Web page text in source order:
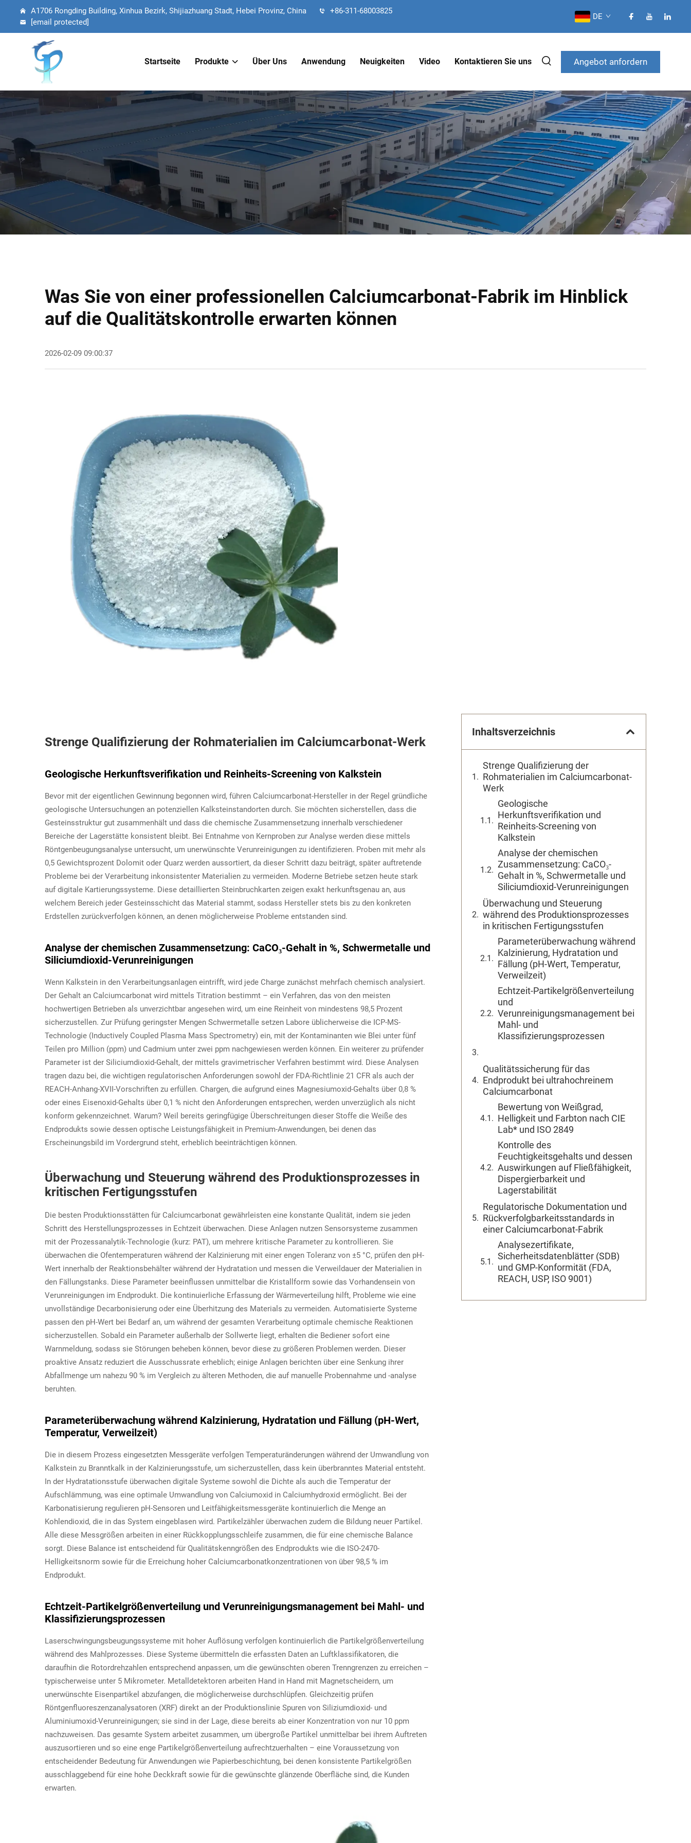
A1706 Rongding Building, Xinhua Bezirk, Shijiazhuang Stadt, Hebei Provinz, China
+86-311-68003825
[email protected]
DE
Startseite Produkte Über Uns Anwendung Neuigkeiten Video Kontaktieren Sie uns Angebot anfordern
Was Sie von einer professionellen Calciumcarbonat-Fabrik im Hinblick
auf die Qualitätskontrolle erwarten können
2026-02-09 09:00:37
Strenge Qualifizierung der Rohmaterialien im Calciumcarbonat-Werk
Geologische Herkunftsverifikation und Reinheits-Screening von Kalkstein
Bevor mit der eigentlichen Gewinnung begonnen wird, führen Calciumcarbonat-Hersteller in der Regel gründliche
geologische Untersuchungen an potenziellen Kalksteinstandorten durch. Sie möchten sicherstellen, dass die
Gesteinsstruktur gut zusammenhält und dass die chemische Zusammensetzung innerhalb verschiedener
Bereiche der Lagerstätte konsistent bleibt. Bei Entnahme von Kernproben zur Analyse werden diese mittels
Röntgenbeugungsanalyse untersucht, um unerwünschte Verunreinigungen zu identifizieren. Proben mit mehr als
0,5 Gewichtsprozent Dolomit oder Quarz werden aussortiert, da dieser Schritt dazu beiträgt, später auftretende
Probleme bei der Verarbeitung inkonsistenter Materialien zu vermeiden. Moderne Betriebe setzen heute stark
auf digitale Kartierungssysteme. Diese detaillierten Steinbruchkarten zeigen exakt herkunftsgenau an, aus
welchem Bereich jeder Gesteinsschicht das Material stammt, sodass Hersteller stets bis zu den konkreten
Erdstellen zurückverfolgen können, an denen möglicherweise Probleme entstanden sind.
Analyse der chemischen Zusammensetzung: CaCO₃-Gehalt in %, Schwermetalle und
Siliciumdioxid-Verunreinigungen
Wenn Kalkstein in den Verarbeitungsanlagen eintrifft, wird jede Charge zunächst mehrfach chemisch analysiert.
Der Gehalt an Calciumcarbonat wird mittels Titration bestimmt – ein Verfahren, das von den meisten
hochwertigen Betrieben als unverzichtbar angesehen wird, um eine Reinheit von mindestens 98,5 Prozent
sicherzustellen. Zur Prüfung geringster Mengen Schwermetalle setzen Labore üblicherweise die ICP-MS-
Technologie (Inductively Coupled Plasma Mass Spectrometry) ein, mit der Kontaminanten wie Blei unter fünf
Teilen pro Million (ppm) und Cadmium unter zwei ppm nachgewiesen werden können. Ein weiterer zu prüfender
Parameter ist der Siliciumdioxid-Gehalt, der mittels gravimetrischer Verfahren bestimmt wird. Diese Analysen
tragen dazu bei, die wichtigen regulatorischen Anforderungen sowohl der FDA-Richtlinie 21 CFR als auch der
REACH-Anhang-XVII-Vorschriften zu erfüllen. Chargen, die aufgrund eines Magnesiumoxid-Gehalts über 0,8 %
oder eines Eisenoxid-Gehalts über 0,1 % nicht den Anforderungen entsprechen, werden unverzüglich als nicht
konform gekennzeichnet. Warum? Weil bereits geringfügige Überschreitungen dieser Stoffe die Weiße des
Endprodukts sowie dessen optische Leistungsfähigkeit in Premium-Anwendungen, bei denen das
Erscheinungsbild im Vordergrund steht, erheblich beeinträchtigen können.
Überwachung und Steuerung während des Produktionsprozesses in
kritischen Fertigungsstufen
Die besten Produktionsstätten für Calciumcarbonat gewährleisten eine konstante Qualität, indem sie jeden
Schritt des Herstellungsprozesses in Echtzeit überwachen. Diese Anlagen nutzen Sensorsysteme zusammen
mit der Prozessanalytik-Technologie (kurz: PAT), um mehrere kritische Parameter zu kontrollieren. Sie
überwachen die Ofentemperaturen während der Kalzinierung mit einer engen Toleranz von ±5 °C, prüfen den pH-
Wert innerhalb der Reaktionsbehälter während der Hydratation und messen die Verweildauer der Materialien in
den Fällungstanks. Diese Parameter beeinflussen unmittelbar die Kristallform sowie das Vorhandensein von
Verunreinigungen im Endprodukt. Die kontinuierliche Erfassung der Wärmeverteilung hilft, Probleme wie eine
unvollständige Decarbonisierung oder eine Überhitzung des Materials zu vermeiden. Automatisierte Systeme
passen den pH-Wert bei Bedarf an, um während der gesamten Verarbeitung optimale chemische Reaktionen
sicherzustellen. Sobald ein Parameter außerhalb der Sollwerte liegt, erhalten die Bediener sofort eine
Warnmeldung, sodass sie Störungen beheben können, bevor diese zu größeren Problemen werden. Dieser
proaktive Ansatz reduziert die Ausschussrate erheblich; einige Anlagen berichten über eine Senkung ihrer
Abfallmenge um nahezu 90 % im Vergleich zu älteren Methoden, die auf manuelle Probennahme und -analyse
beruhten.
Parameterüberwachung während Kalzinierung, Hydratation und Fällung (pH-Wert,
Temperatur, Verweilzeit)
Die in diesem Prozess eingesetzten Messgeräte verfolgen Temperaturänderungen während der Umwandlung von
Kalkstein zu Branntkalk in der Kalzinierungsstufe, um sicherzustellen, dass kein überbranntes Material entsteht.
In der Hydratationsstufe überwachen digitale Systeme sowohl die Dichte als auch die Temperatur der
Aufschlämmung, was eine optimale Umwandlung von Calciumoxid in Calciumhydroxid ermöglicht. Bei der
Karbonatisierung regulieren pH-Sensoren und Leitfähigkeitsmessgeräte kontinuierlich die Menge an
Kohlendioxid, die in das System eingeblasen wird. Partikelzähler überwachen zudem die Bildung neuer Partikel.
Alle diese Messgrößen arbeiten in einer Rückkopplungsschleife zusammen, die für eine chemische Balance
sorgt. Diese Balance ist entscheidend für Qualitätskenngrößen des Endprodukts wie die ISO-2470-
Helligkeitsnorm sowie für die Erreichung hoher Calciumcarbonatkonzentrationen von über 98,5 % im
Endprodukt.
Echtzeit-Partikelgrößenverteilung und Verunreinigungsmanagement bei Mahl- und
Klassifizierungsprozessen
Laserschwingungsbeugungssysteme mit hoher Auflösung verfolgen kontinuierlich die Partikelgrößenverteilung
während des Mahlprozesses. Diese Systeme übermitteln die erfassten Daten an Luftklassifikatoren, die
daraufhin die Rotordrehzahlen entsprechend anpassen, um die gewünschten oberen Trenngrenzen zu erreichen –
typischerweise unter 5 Mikrometer. Metalldetektoren arbeiten Hand in Hand mit Magnetscheidern, um
unerwünschte Eisenpartikel abzufangen, die möglicherweise durchschlüpfen. Gleichzeitig prüfen
Röntgenfluoreszenzanalysatoren (XRF) direkt an der Produktionslinie Spuren von Siliziumdioxid- und
Aluminiumoxid-Verunreinigungen; sie sind in der Lage, diese bereits ab einer Konzentration von nur 10 ppm
nachzuweisen. Das gesamte System arbeitet zusammen, um übergroße Partikel unmittelbar bei ihrem Auftreten
auszusortieren und so eine enge Partikelgrößenverteilung aufrechtzuerhalten – eine Voraussetzung von
entscheidender Bedeutung für Anwendungen wie Papierbeschichtung, bei denen konsistente Partikelgrößen
ausschlaggebend für eine hohe Deckkraft sowie für die gewünschte glänzende Oberfläche sind, die Kunden
erwarten.
Inhaltsverzeichnis
Strenge Qualifizierung der
Rohmaterialien im Calciumcarbonat-
Werk
Geologische
Herkunftsverifikation und
Reinheits-Screening von
Kalkstein
Analyse der chemischen
Zusammensetzung: CaCO₃-
Gehalt in %, Schwermetalle und
Siliciumdioxid-Verunreinigungen
Überwachung und Steuerung
während des Produktionsprozesses
in kritischen Fertigungsstufen
Parameterüberwachung während
Kalzinierung, Hydratation und
Fällung (pH-Wert, Temperatur,
Verweilzeit)
Echtzeit-Partikelgrößenverteilung
und
Verunreinigungsmanagement bei
Mahl- und
Klassifizierungsprozessen
Qualitätssicherung für das
Endprodukt bei ultrahochreinem
Calciumcarbonat
Bewertung von Weißgrad,
Helligkeit und Farbton nach CIE
Lab* und ISO 2849
Kontrolle des
Feuchtigkeitsgehalts und dessen
Auswirkungen auf Fließfähigkeit,
Dispergierbarkeit und
Lagerstabilität
Regulatorische Dokumentation und
Rückverfolgbarkeitsstandards in
einer Calciumcarbonat-Fabrik
Analysezertifikate,
Sicherheitsdatenblätter (SDB)
und GMP-Konformität (FDA,
REACH, USP, ISO 9001)